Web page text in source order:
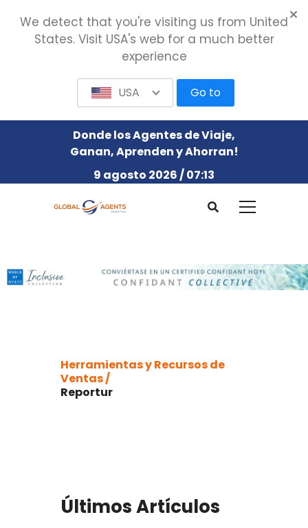
Donde los Agentes de Viaje,
Ganan, Aprenden y Ahorran!
9 agosto 2026 / 07:13
Herramientas y Recursos de
Ventas /
Reportur
Últimos Artículos
We detect that you're visiting us from United
States. Visit USA's web for a much better
experience
USA Go to